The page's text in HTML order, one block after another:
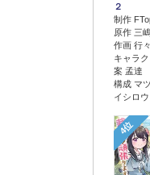
２
制作
原作 三
作画 行
キャラ
案 孟達
構成 マ
イシロウ
4位